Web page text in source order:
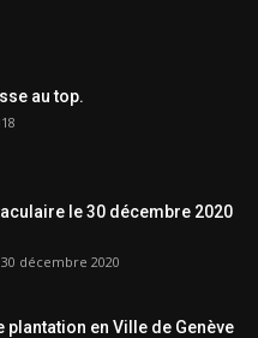
au top.
le 30 décembre 2020
30 décembre 2020
plantation en Ville de Genève